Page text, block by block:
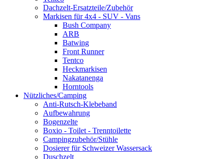
Dachzelt-Ersatzteile/Zubehör
Markisen für 4x4 - SUV - Vans
Bush Company
ARB
Batwing
Front Runner
Tentco
Heckmarkisen
Nakatanenga
Horntools
Nützliches/Camping
Anti-Rutsch-Klebeband
Aufbewahrung
Bogenzelte
Boxio - Toilet - Trenntoilette
Campingzubehör/Stühle
Dosierer für Schweizer Wassersack
Duschzelt